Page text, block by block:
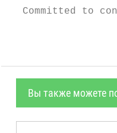
Committed to
Вы также можете